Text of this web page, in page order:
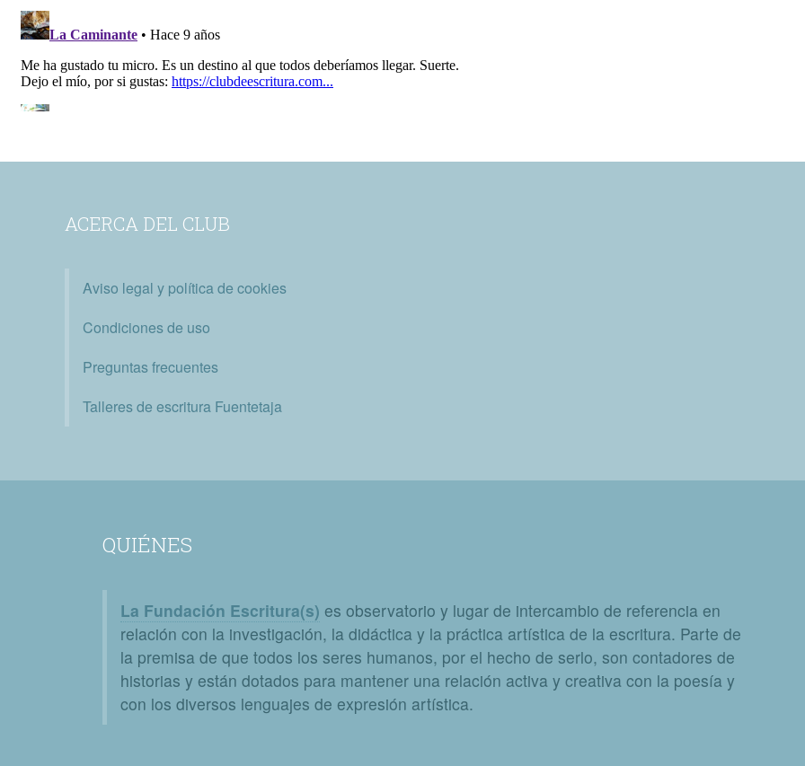
ACERCA DEL CLUB
Aviso legal y política de cookies
Condiciones de uso
Preguntas frecuentes
Talleres de escritura Fuentetaja
QUIÉNES
La Fundación Escritura(s) es observatorio y lugar de intercambio de referencia en
relación con la investigación, la didáctica y la práctica artística de la escritura. Parte de
la premisa de que todos los seres humanos, por el hecho de serlo, son contadores de
historias y están dotados para mantener una relación activa y creativa con la poesía y
con los diversos lenguajes de expresión artística.